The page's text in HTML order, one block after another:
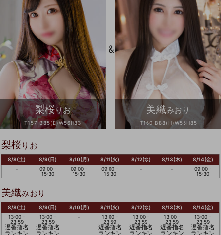
梨桜りお
T157 B85(E)W56H83
&
美織みおり
T160 B88(H)W55H85
梨桜りお
8/8(土)
-
8/9(日)
09:00 -
15:30
8/10(月)
09:00 -
15:30
8/11(火)
09:00 -
15:30
8/12(水)
-
8/13(木)
-
8/14(金)
09:00 -
15:30
美織みおり
8/8(土)
13:00 -
23:59
遅番指名
ランキン
8/9(日)
13:00 -
23:59
遅番指名
ランキン
8/10(月)
-
8/11(火)
13:00 -
23:59
遅番指名
ランキン
8/12(水)
13:00 -
23:59
遅番指名
ランキン
8/13(木)
13:00 -
23:59
遅番指名
ランキン
8/14(金)
13:00 -
23:59
遅番指名
ランキン